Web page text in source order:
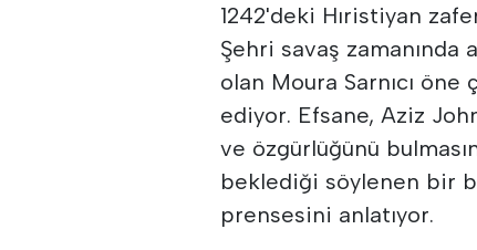
1242'deki Hıristiyan
Şehri savaş
olan Moura Sarnıcı
ediyor. Efsane, Aziz
ve özgürlüğünü
beklediği söylenen bir
prensesini anlatıyor.